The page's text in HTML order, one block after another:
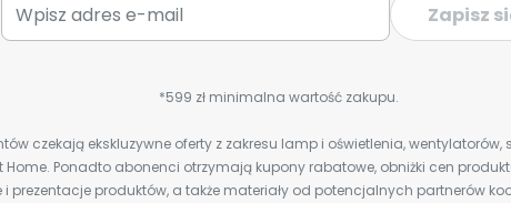
Zapisz
*599 zł minimalna wartość zakupu.
czekają ekskluzywne oferty z zakresu lamp i oświetlenia,
Home. Ponadto abonenci otrzymają kupony rabatowe, obniżki cen
prezentacje produktów, a także materiały od potencjalnych partnerów